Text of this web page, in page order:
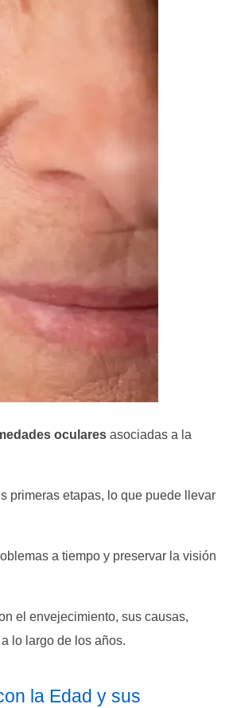
oculares asociadas a la
primeras etapas, lo que puede llevar
a tiempo y preservar la visión
el envejecimiento, sus causas,
lo largo de los años.
la Edad y sus